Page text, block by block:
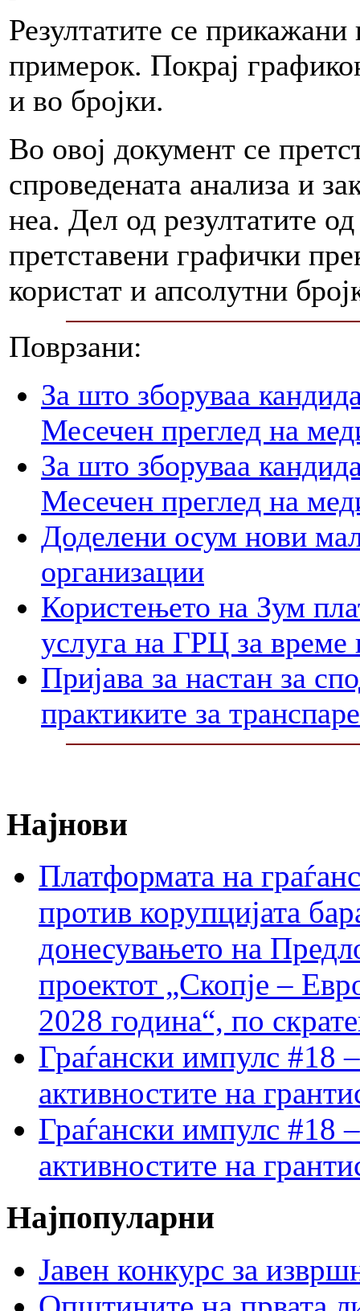
Резултатите се
примерок. Покрај
и во бројки.
Во овој документ се
спроведената анализа и
неа. Дел од резултатите
претставени графички
користат и апсолутни
Поврзани:
За што зборуваа
Месечен преглед на
За што зборуваа
Месечен преглед на
Доделени осум нови
организации
Користењето на Зум
услуга на ГРЦ за време
Пријава за настан за
практиките за
Најнови
Платформата на
против корупцијата
донесувањето на
проектот „Скопје –
2028 година“, по
Граѓански импулс #18
активностите на
Граѓански импулс #18
активностите на
Најпопуларни
Јавен конкурс за